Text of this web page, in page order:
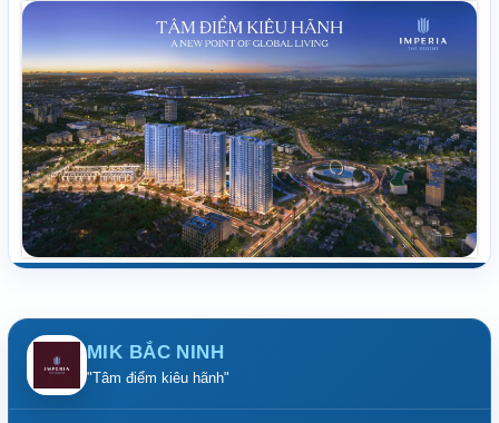
MIK BẮC NINH
"Tâm điểm kiêu hãnh"